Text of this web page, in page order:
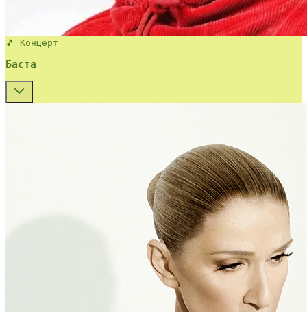
🎵 Концерт
Баста